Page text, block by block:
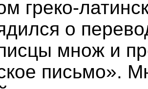
греко-
о
множ и
письмо».